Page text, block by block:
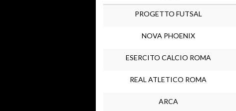
PROGETTO FUTSAL
NOVA PHOENIX
ESERCITO CALCIO ROMA
REAL ATLETICO ROMA
ARCA